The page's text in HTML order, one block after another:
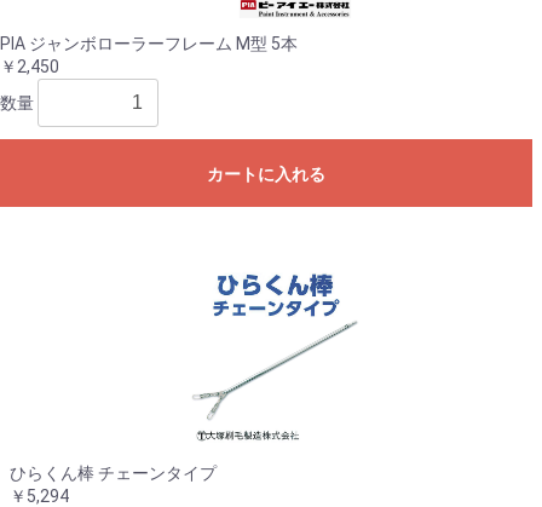
PIA ジャンボローラーフレーム M型 5本
￥2,450
数量
カートに入れる
ひらくん棒 チェーンタイプ
￥5,294